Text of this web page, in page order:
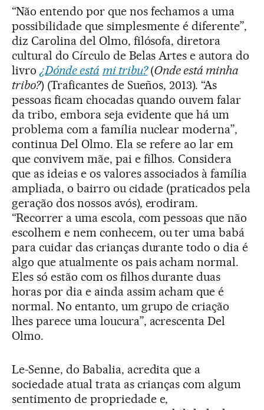
“Não entendo por que nos fechamos a uma
possibilidade que simplesmente é diferente”,
diz Carolina del Olmo, filósofa, diretora
cultural do Círculo de Belas Artes e autora do
livro ¿Dónde está mi tribu?(Onde está minha
tribo?) (Traficantes de Sueños, 2013). “As
pessoas ficam chocadas quando ouvem falar
da tribo, embora seja evidente que há um
problema com a família nuclear moderna”,
continua Del Olmo. Ela se refere ao lar em
que convivem mãe, pai e filhos. Considera
que as ideias e os valores associados à família
ampliada, o bairro ou cidade (praticados pela
geração dos nossos avós), erodiram.
“Recorrer a uma escola, com pessoas que não
escolhem e nem conhecem, ou ter uma babá
para cuidar das crianças durante todo o dia é
algo que atualmente os pais acham normal.
Eles só estão com os filhos durante duas
horas por dia e ainda assim acham que é
normal. No entanto, um grupo de criação
lhes parece uma loucura”, acrescenta Del
Olmo.
Le-Senne, do Babalia, acredita que a
sociedade atual trata as crianças com algum
sentimento de propriedade e,